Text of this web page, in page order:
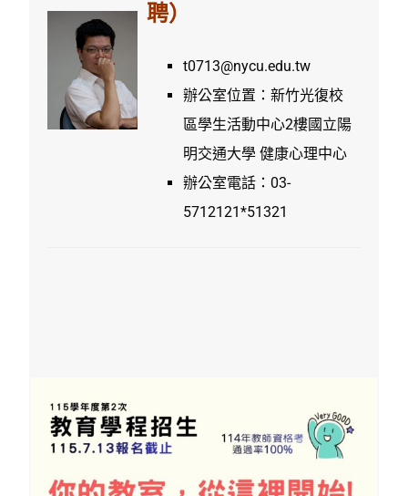
聘）
t0713@nycu.edu.tw
辦公室位置：新竹光復校
區學生活動中心2樓國立陽
明交通大學 健康心理中心
辦公室電話：03-
5712121*51321